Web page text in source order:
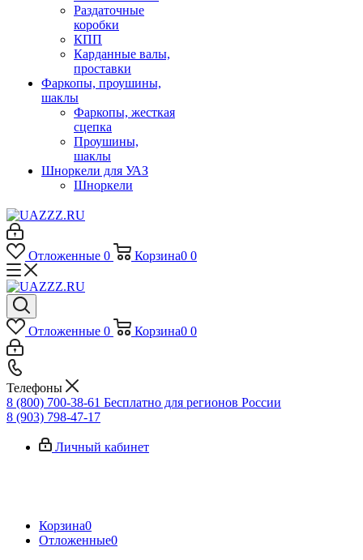
Раздаточные
коробки
КПП
Карданные валы,
проставки
Фаркопы, проушины,
шаклы
Фаркопы, жесткая
сцепка
Проушины,
шаклы
Шноркели для УАЗ
Шноркели
Отложенные 0 Корзина0 0
Отложенные 0 Корзина0 0
Телефоны
8 (800) 700-38-61 Бесплатно для регионов России
8 (903) 798-47-17
Личный кабинет
Корзина0
Отложенные0